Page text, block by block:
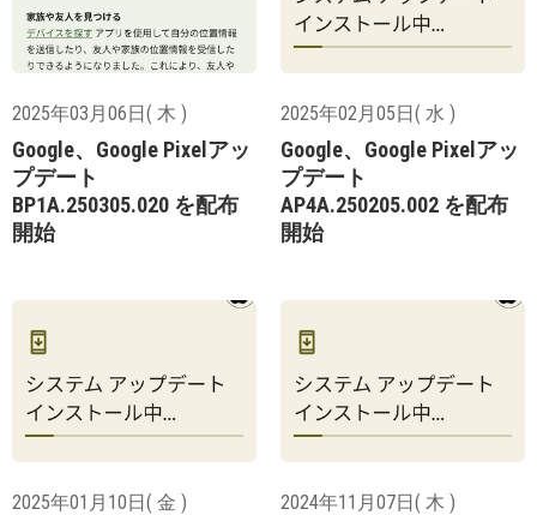
2025年03月06日( 木 )
Google、Google Pixelアッ
プデート
BP1A.250305.020 を配布
開始
2025年02月05日( 水 )
Google、Google Pixelアッ
プデート
AP4A.250205.002 を配布
開始
2025年01月10日( 金 ) 2024年11月07日( 木 )